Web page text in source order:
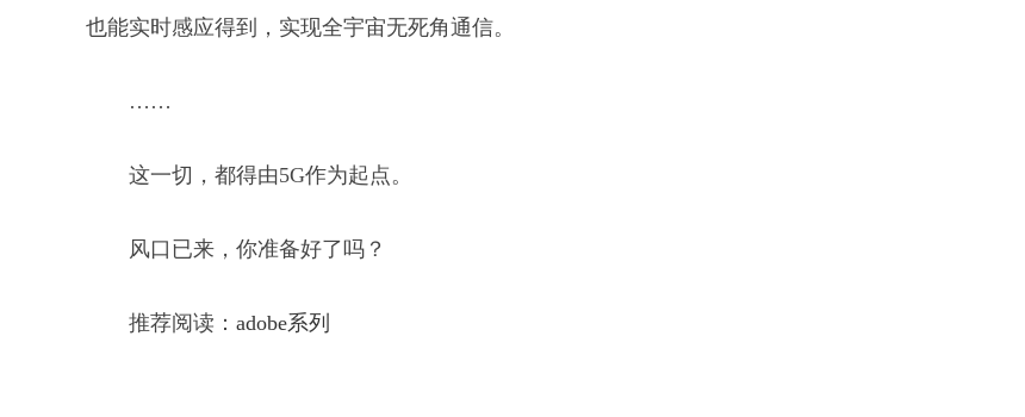
也能实时感应得到，实现全宇宙无死角通信。
……
这一切，都得由5G作为起点。
风口已来，你准备好了吗？
推荐阅读： adobe系列